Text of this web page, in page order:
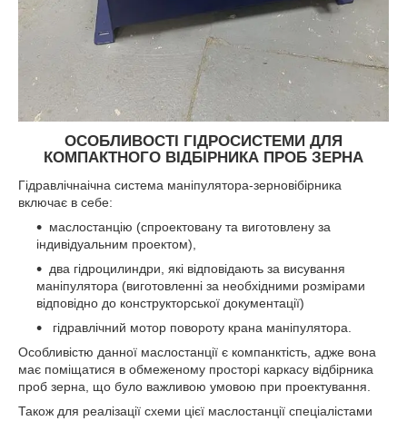
ОСОБЛИВОСТІ ГІДРОСИСТЕМИ ДЛЯ
КОМПАКТНОГО ВІДБІРНИКА ПРОБ ЗЕРНА
Гідравлічнаічна система маніпулятора-зерновібірника
включає в себе:
маслостанцію (спроектовану та виготовлену за
індивідуальним проектом),
два гідроцилиндри, які відповідають за висування
маніпулятора (виготовленні за необхідними розмірами
відповідно до конструкторської документації)
гідравлічний мотор повороту крана маніпулятора.
Особливістю данної маслостанції є компанктість, адже вона
має поміщатися в обмеженому просторі каркасу відбірника
проб зерна, що було важливою умовою при проектування.
Також для реалізації схеми цієї маслостанції спеціалістами